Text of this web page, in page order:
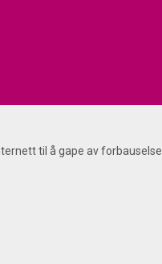
til å gape av forbauselse.